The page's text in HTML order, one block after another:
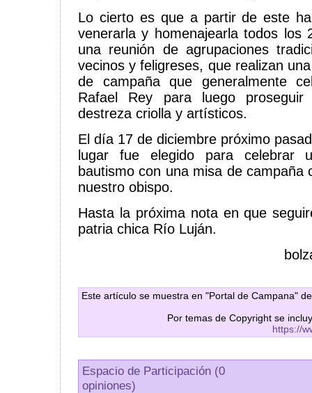
Lo cierto es que a partir de este
venerarla y homenajearla todos los
una reunión de agrupaciones
vecinos y feligreses, que realizan
de campaña que generalmente
Rafael Rey para luego
destreza criolla y artísticos.
El día 17 de diciembre próximo
lugar fue elegido para celebrar
bautismo con una misa de campaña
nuestro obispo.
Hasta la próxima nota en que
patria chica Río Luján.
Este artículo se muestra en "Portal de Campana"
Por temas de Copyright se
https://
Espacio de Participación (0
opiniones)